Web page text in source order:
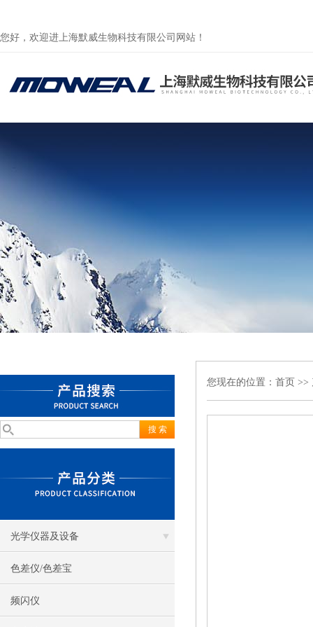
您好，欢迎进上海默威生物科技有限公司网站！
光学仪器及设备
色差仪/色差宝
频闪仪
您现在的位置： 首页 >>